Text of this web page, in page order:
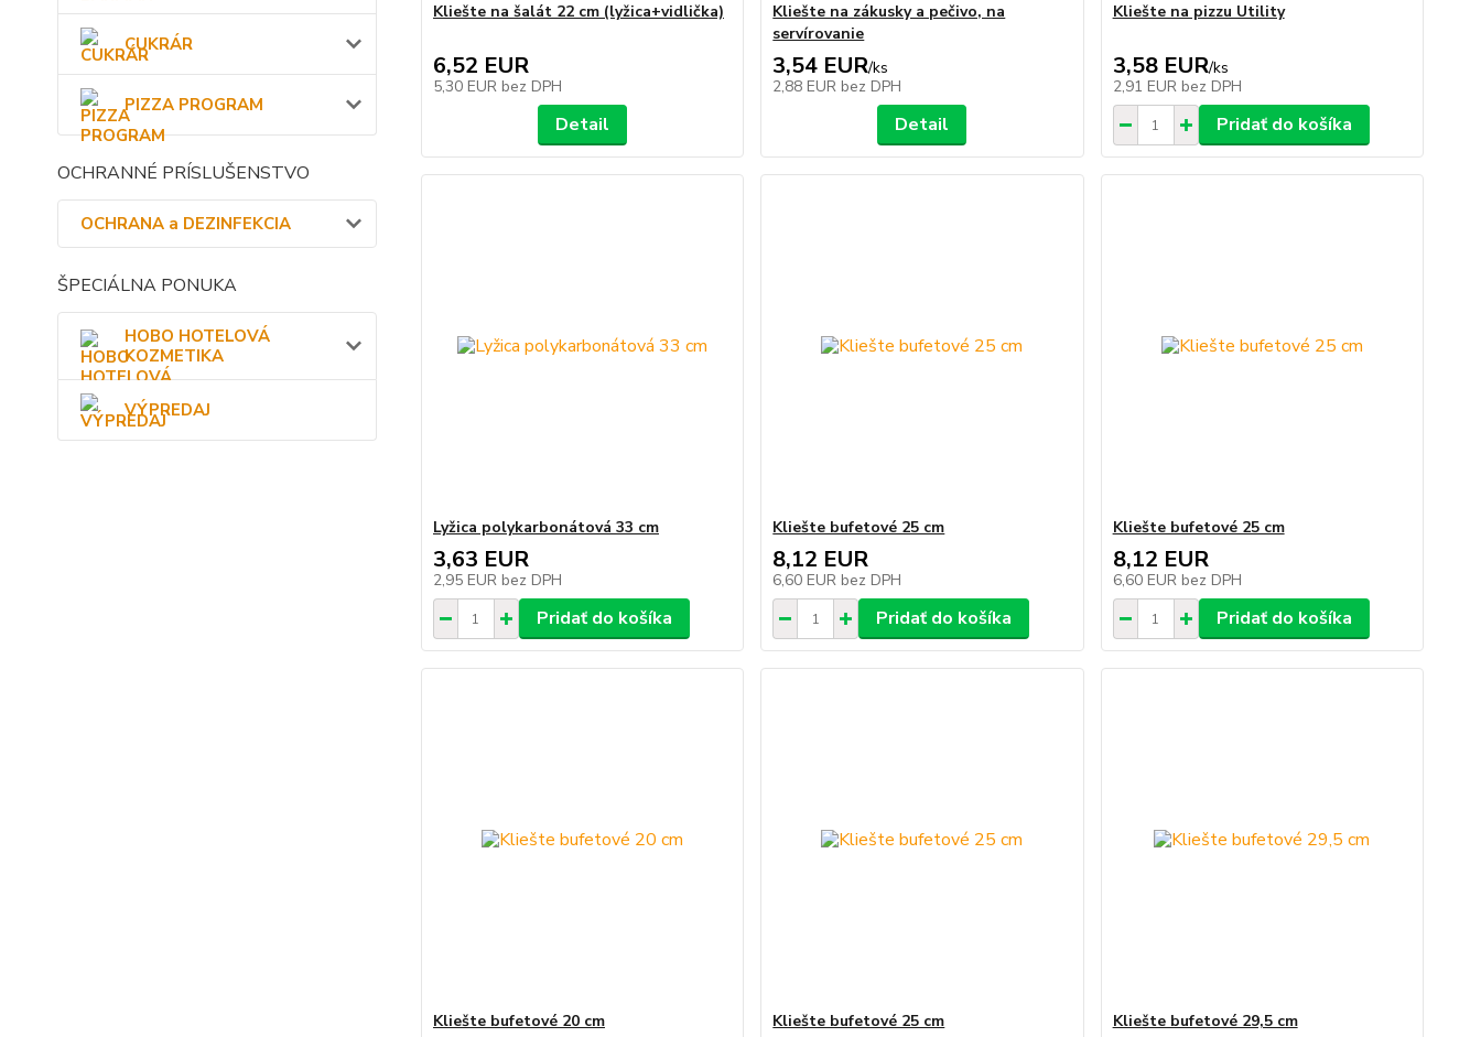
CUKRÁR
PIZZA PROGRAM
OCHRANNÉ PRÍSLUŠENSTVO
OCHRANA a DEZINFEKCIA
ŠPECIÁLNA PONUKA
HOBO HOTELOVÁ
KOZMETIKA
VÝPREDAJ
Kliešte na šalát 22 cm (lyžica+vidlička)
6,52 EUR
5,30 EUR bez DPH
Detail
Kliešte na zákusky a pečivo, na
servírovanie
3,54 EUR/ks
2,88 EUR bez DPH
Detail
Kliešte na pizzu Utility
3,58 EUR/ks
2,91 EUR bez DPH
Pridať do košíka
Lyžica polykarbonátová 33 cm
3,63 EUR
2,95 EUR bez DPH
Pridať do košíka
Kliešte bufetové 25 cm
8,12 EUR
6,60 EUR bez DPH
Pridať do košíka
Kliešte bufetové 25 cm
8,12 EUR
6,60 EUR bez DPH
Pridať do košíka
Kliešte bufetové 20 cm Kliešte bufetové 25 cm Kliešte bufetové 29,5 cm